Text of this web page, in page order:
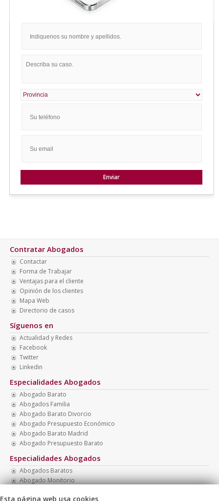
Contratar Abogados
Contactar
Forma de Trabajar
Ventajas para el cliente
Opinión de los clientes
Mapa Web
Directorio de casos
Síguenos en
Actualidad y Redes
Facebook
Twitter
Linkedin
Especialidades Abogados
Abogado Barato
Abogados Familia
Abogado Barato Divorcio
Abogado Presupuesto Económico
Abogado Barato Madrid
Abogado Presupuesto Barato
Especialidades Abogados
Abogados Baratos
Abogado Monitorio
Esta página web usa cookies